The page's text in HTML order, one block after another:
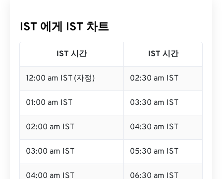
IST 에게 IST 차트
IST 시간 IST 시간
12:00 am IST (자정) 02:30 am IST
01:00 am IST 03:30 am IST
02:00 am IST 04:30 am IST
03:00 am IST 05:30 am IST
04:00 am IST 06:30 am IST